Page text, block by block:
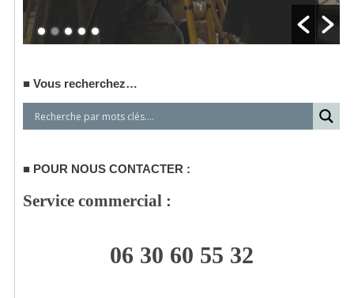
Vous recherchez…
POUR NOUS CONTACTER :
Service commercial :
06 30 60 55 32